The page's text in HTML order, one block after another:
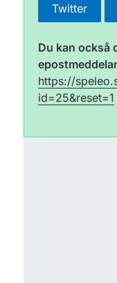
Twitter
Du kan också
https://
id=25&reset=1